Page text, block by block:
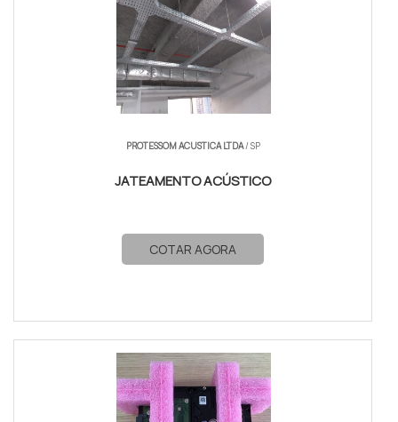
PROTESSOM ACUSTICA LTDA/ SP
JATEAMENTO ACÚSTICO
COTAR AGORA